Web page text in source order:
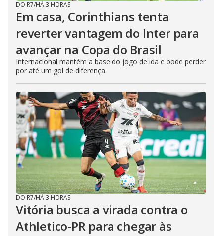
DO R7/HÁ 3 HORAS
Em casa, Corinthians tenta
reverter vantagem do Inter para
avançar na Copa do Brasil
Internacional mantém a base do jogo de ida e pode perder
por até um gol de diferença
DO R7/HÁ 3 HORAS
Vitória busca a virada contra o
Athletico-PR para chegar às